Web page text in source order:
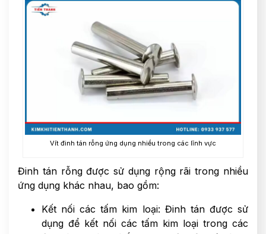
Vít đinh tán rỗng ứng dụng nhiều trong các lĩnh vực
Đinh tán rỗng được sử dụng rộng rãi trong nhiều
ứng dụng khác nhau, bao gồm:
Kết nối các tấm kim loại: Đinh tán được sử
dụng để kết nối các tấm kim loại trong các